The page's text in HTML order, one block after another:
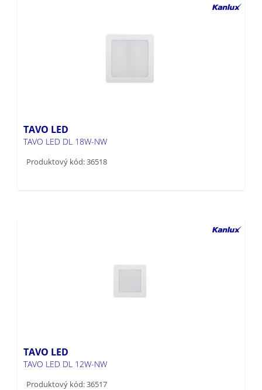
TAVO LED
TAVO LED DL 18W-NW
Produktový kód: 36518
TAVO LED
TAVO LED DL 12W-NW
Produktový kód: 36517